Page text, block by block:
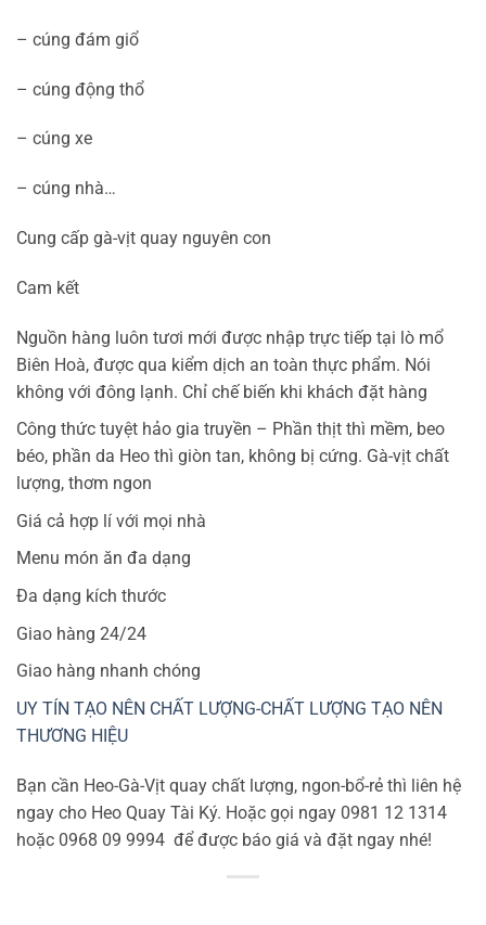
– cúng đám giổ
– cúng động thổ
– cúng xe
– cúng nhà…
Cung cấp gà-vịt quay nguyên con
Cam kết
Nguồn hàng luôn tươi mới được nhập trực tiếp tại lò mổ
Biên Hoà, được qua kiểm dịch an toàn thực phẩm. Nói
không với đông lạnh. Chỉ chế biến khi khách đặt hàng
Công thức tuyệt hảo gia truyền – Phần thịt thì mềm, beo
béo, phần da Heo thì giòn tan, không bị cứng. Gà-vịt chất
lượng, thơm ngon
Giá cả hợp lí với mọi nhà
Menu món ăn đa dạng
Đa dạng kích thước
Giao hàng 24/24
Giao hàng nhanh chóng
UY TÍN TẠO NÊN CHẤT LƯỢNG-CHẤT LƯỢNG TẠO NÊN
THƯƠNG HIỆU
Bạn cần Heo-Gà-Vịt quay chất lượng, ngon-bổ-rẻ thì liên hệ
ngay cho Heo Quay Tài Ký. Hoặc gọi ngay 0981 12 1314
hoặc 0968 09 9994 để được báo giá và đặt ngay nhé!